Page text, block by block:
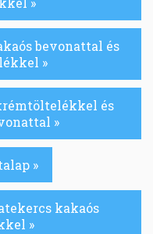
bevonattal és
»
és
»
»
kakaós
»